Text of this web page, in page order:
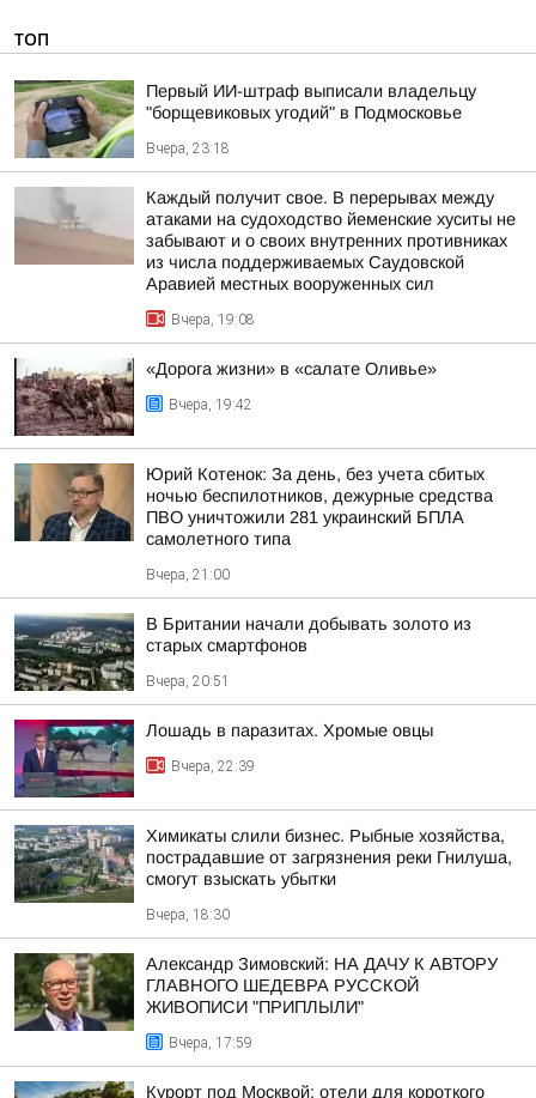
ТОП
Первый ИИ-штраф выписали владельцу
"борщевиковых угодий" в Подмосковье
Вчера, 23:18
Каждый получит свое. В перерывах между
атаками на судоходство йеменские хуситы не
забывают и о своих внутренних противниках
из числа поддерживаемых Саудовской
Аравией местных вооруженных сил
Вчера, 19:08
«Дорога жизни» в «салате Оливье»
Вчера, 19:42
Юрий Котенок: За день, без учета сбитых
ночью беспилотников, дежурные средства
ПВО уничтожили 281 украинский БПЛА
самолетного типа
Вчера, 21:00
В Британии начали добывать золото из
старых смартфонов
Вчера, 20:51
Лошадь в паразитах. Хромые овцы
Вчера, 22:39
Химикаты слили бизнес. Рыбные хозяйства,
пострадавшие от загрязнения реки Гнилуша,
смогут взыскать убытки
Вчера, 18:30
Александр Зимовский: НА ДАЧУ К АВТОРУ
ГЛАВНОГО ШЕДЕВРА РУССКОЙ
ЖИВОПИСИ "ПРИПЛЫЛИ"
Вчера, 17:59
Курорт под Москвой: отели для короткого